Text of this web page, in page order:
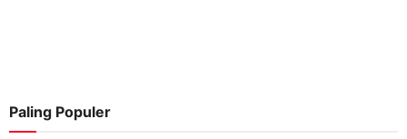
Paling Populer